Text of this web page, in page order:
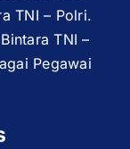
TNI – Polri.
TNI –
Pegawai